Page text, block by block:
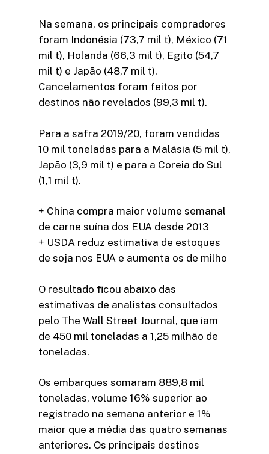
Na semana, os principais compradores
foram Indonésia (73,7 mil t), México (71
mil t), Holanda (66,3 mil t), Egito (54,7
mil t) e Japão (48,7 mil t).
Cancelamentos foram feitos por
destinos não revelados (99,3 mil t).
Para a safra 2019/20, foram vendidas
10 mil toneladas para a Malásia (5 mil t),
Japão (3,9 mil t) e para a Coreia do Sul
(1,1 mil t).
+ China compra maior volume semanal
de carne suína dos EUA desde 2013
+ USDA reduz estimativa de estoques
de soja nos EUA e aumenta os de milho
O resultado ficou abaixo das
estimativas de analistas consultados
pelo The Wall Street Journal, que iam
de 450 mil toneladas a 1,25 milhão de
toneladas.
Os embarques somaram 889,8 mil
toneladas, volume 16% superior ao
registrado na semana anterior e 1%
maior que a média das quatro semanas
anteriores. Os principais destinos